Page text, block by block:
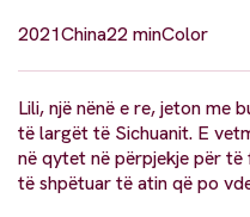
2021China22 minColor
Lili, një nënë e re, jeton me
të largët të Sichuanit. E
në qytet në përpjekje për
të shpëtuar të atin që po